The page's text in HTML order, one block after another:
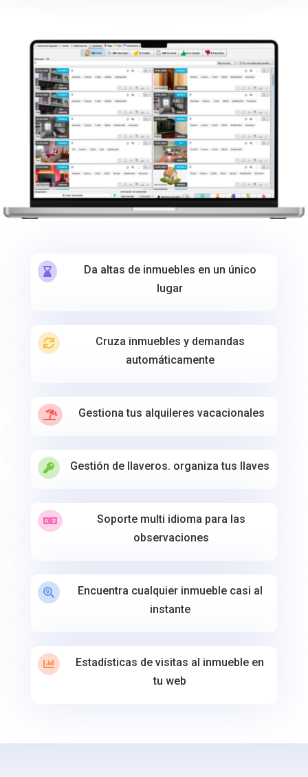

Da altas de inmuebles en un único
lugar

Cruza inmuebles y demandas
automáticamente
 Gestiona tus alquileres vacacionales
 Gestión de llaveros. organiza tus llaves

Soporte multi idioma para las
observaciones

Encuentra cualquier inmueble casi al
instante

Estadísticas de visitas al inmueble en
tu web